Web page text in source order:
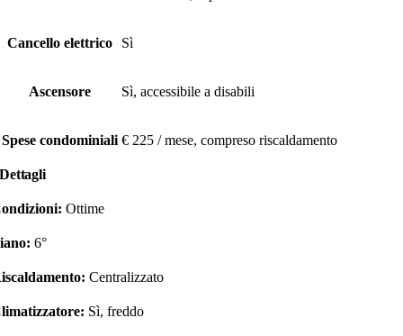
Cancello elettrico Sì
Ascensore Sì, accessibile a disabili
Spese condominiali € 225 / mese, compreso riscaldamento
Dettagli
Ottime
6°
Centralizzato
Sì, freddo